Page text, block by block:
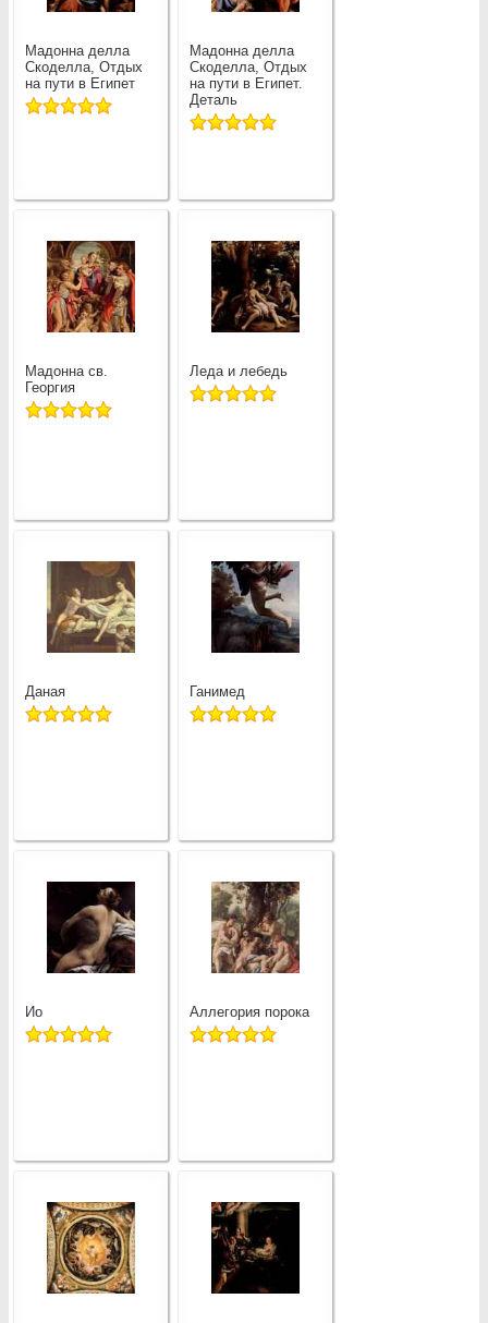
Мадонна делла
Скоделла, Отдых
на пути в Египет
Мадонна делла
Скоделла, Отдых
на пути в Египет.
Деталь
Мадонна св.
Георгия
Леда и лебедь
Даная Ганимед
Ио Аллегория порока